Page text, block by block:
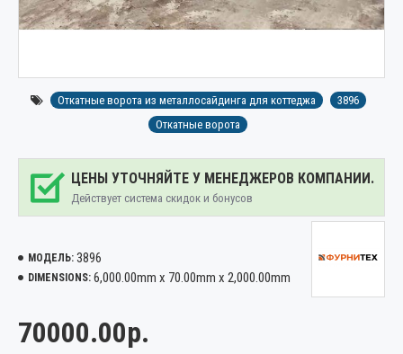
Откатные ворота из металлосайдинга для коттеджа
3896
Откатные ворота
ЦЕНЫ УТОЧНЯЙТЕ У МЕНЕДЖЕРОВ КОМПАНИИ.
Действует система скидок и бонусов
МОДЕЛЬ: 3896
DIMENSIONS: 6,000.00mm x 70.00mm x 2,000.00mm
70000.00р.